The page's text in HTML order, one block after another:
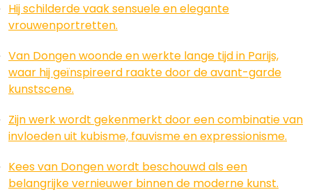
Hij schilderde vaak sensuele en elegante
vrouwenportretten.
Van Dongen woonde en werkte lange tijd in Parijs,
waar hij geïnspireerd raakte door de avant-garde
kunstscene.
Zijn werk wordt gekenmerkt door een combinatie van
invloeden uit kubisme, fauvisme en expressionisme.
Kees van Dongen wordt beschouwd als een
belangrijke vernieuwer binnen de moderne kunst.